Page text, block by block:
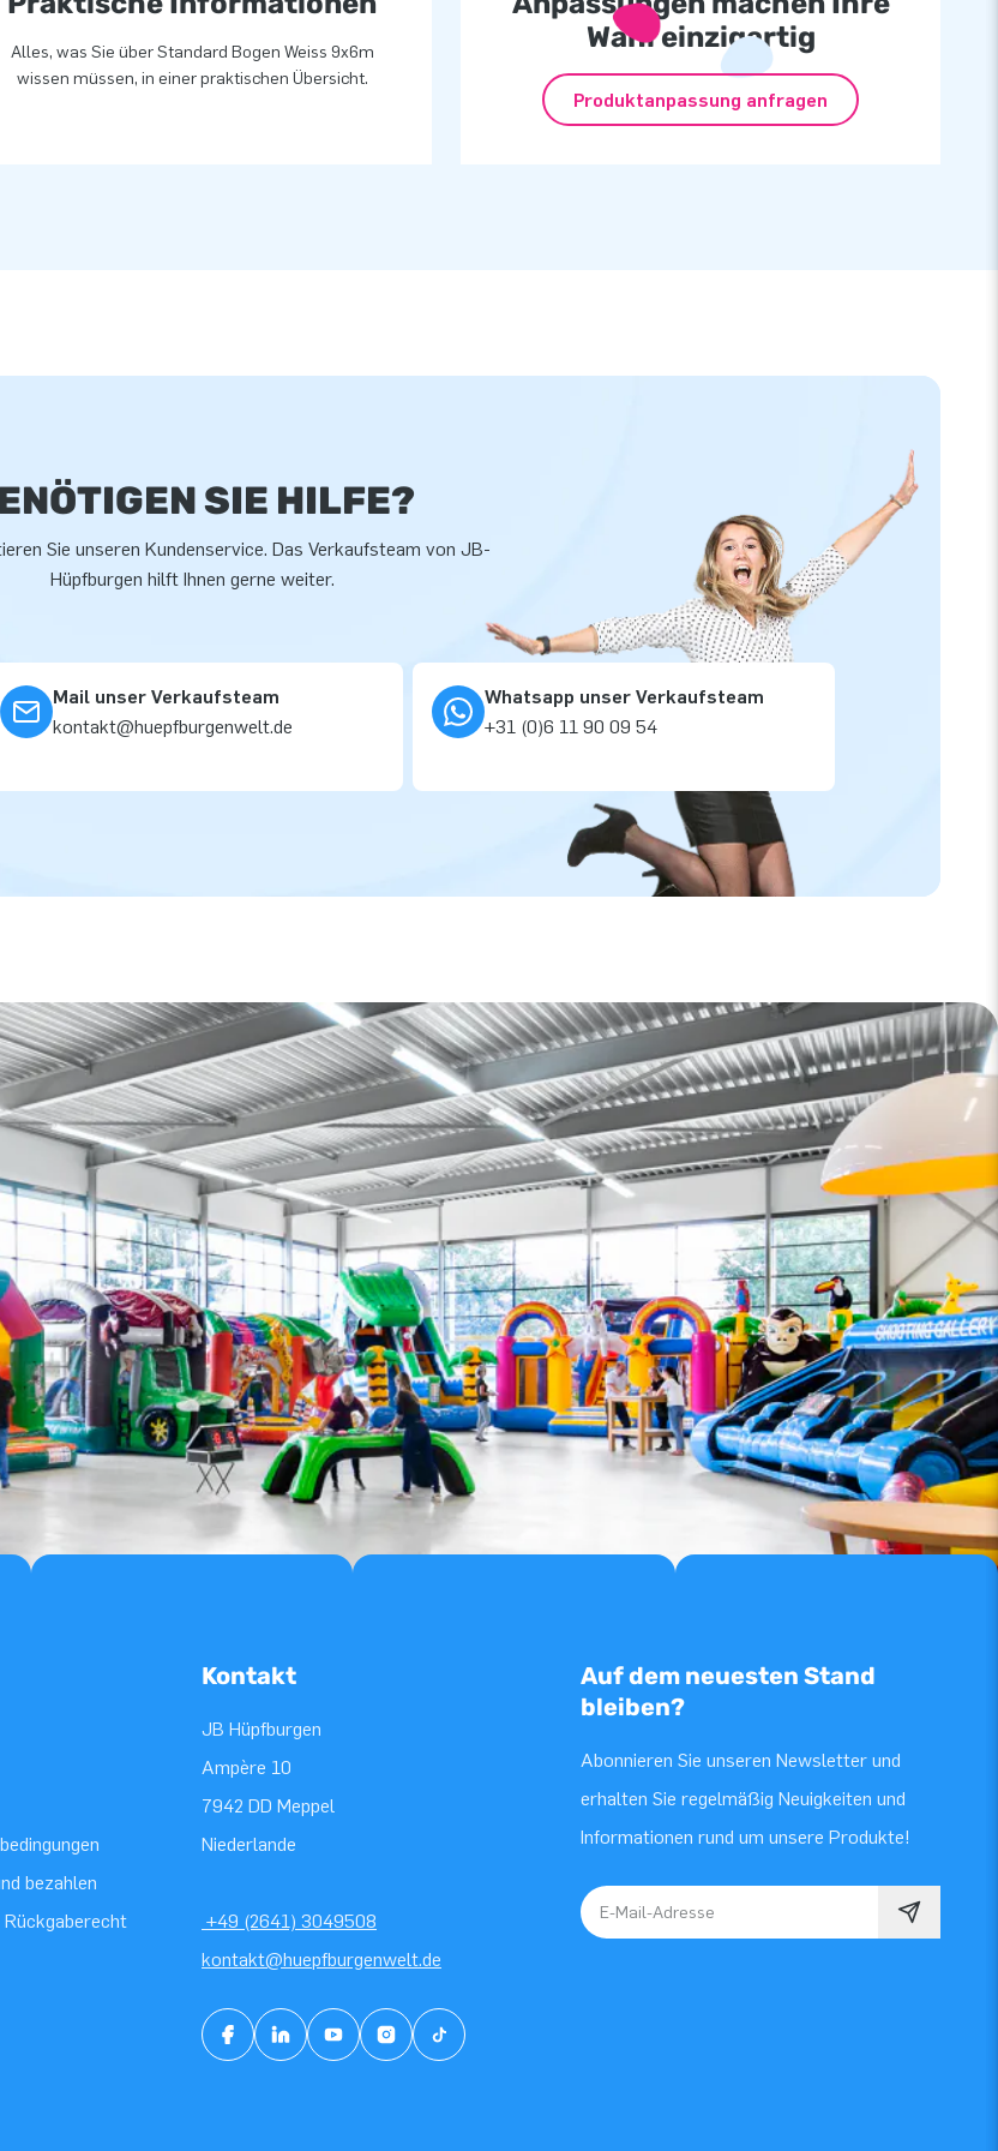
Alles, was Sie über Standard Bogen Weiss 9x6m
wissen müssen, in einer praktischen Übersicht.
Wahl einzigartig
Produktanpassung anfragen
SIE HILFE?
Sie unseren Kundenservice. Das Verkaufsteam von JB-
Hüpfburgen hilft Ihnen gerne weiter.
Mail unser Verkaufsteam
kontakt@huepfburgenwelt.de
Whatsapp unser Verkaufsteam
+31 (0)6 11 90 09 54
bezahlen
Kontakt
JB Hüpfburgen
Ampère 10
7942 DD Meppel
Niederlande
+49 (2641) 3049508
kontakt@huepfburgenwelt.de
Auf dem neuesten Stand
bleiben?
Abonnieren Sie unseren Newsletter und
erhalten Sie regelmäßig Neuigkeiten und
Informationen rund um unsere Produkte!
E-Mail-Adresse